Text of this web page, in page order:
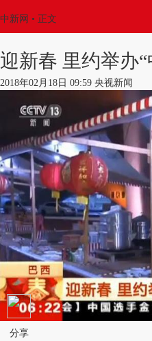
中新网 • 正文
迎新春 里约举办
2018年02月18日 09:59 央视新闻
分享